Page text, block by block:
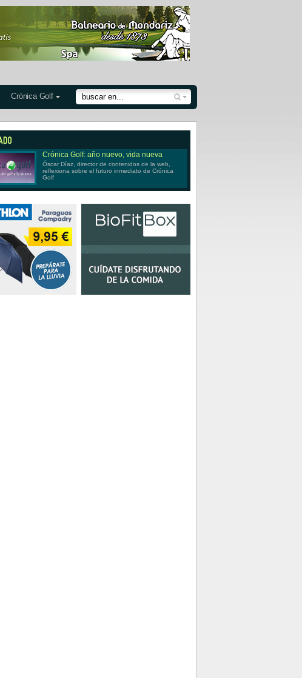
Crónica Golf
Crónica Golf: año nuevo, vida nueva
Óscar Díaz, director de contenidos de la web,
reflexiona sobre el futuro inmediato de Crónica
Golf